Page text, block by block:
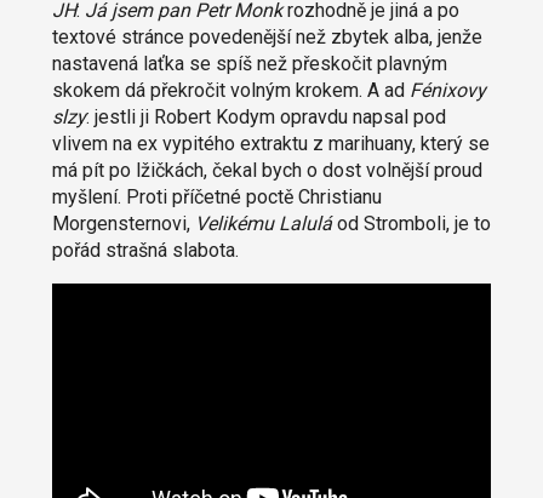
JH: Já jsem pan Petr Monkrozhodně je jiná a po
textové stránce povedenější než zbytek alba, jenže
nastavená laťka se spíš než přeskočit plavným
skokem dá překročit volným krokem. A ad Fénixovy
slzy: jestli ji Robert Kodym opravdu napsal pod
vlivem na ex vypitého extraktu z marihuany, který se
má pít po lžičkách, čekal bych o dost volnější proud
myšlení. Proti příčetné poctě Christianu
Morgensternovi, Velikému Laluláod Stromboli, je to
pořád strašná slabota.